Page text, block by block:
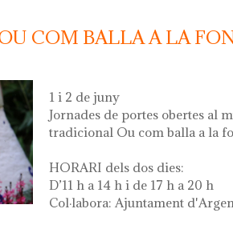
COM BALLA A LA
1 i 2 de juny
Jornades de portes obertes al
tradicional Ou com balla a la
HORARI dels dos dies:
D’11 h a 14 h i de 17 h a 20 h
Col·labora: Ajuntament